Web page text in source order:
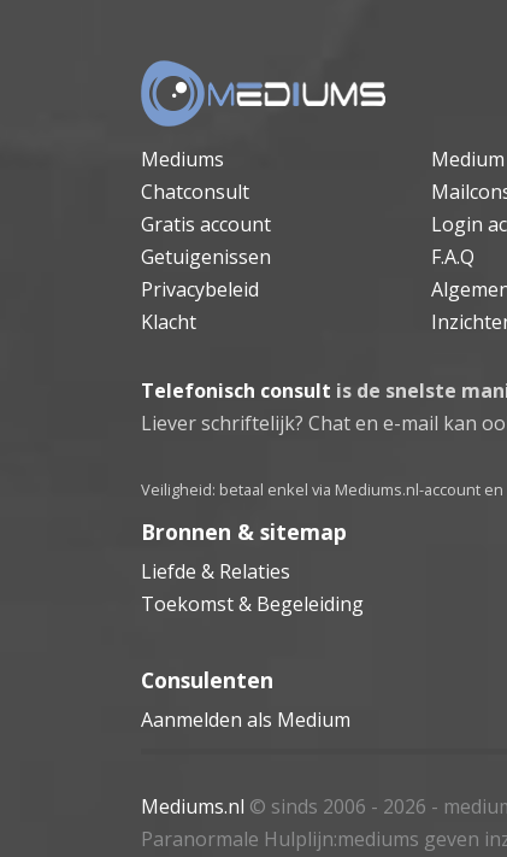
Mediums
Chatconsult
Gratis account
Login
Getuigenissen
F.A.Q
Privacybeleid
Klacht
Telefonisch consult is de snelste
Liever schriftelijk? Chat en e-mail kan
Veiligheid: betaal enkel via Mediums.nl-account
Bronnen & sitemap
Liefde & Relaties
Toekomst & Begeleiding
Consulenten
Aanmelden als Medium
Mediums.nl © sinds 2006 - 2026 -
Paranormale Hulplijn:mediums geven